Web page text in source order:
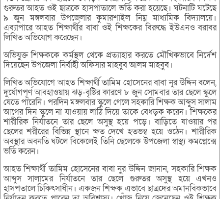
গুরুতর আহত ওই ছাত্রকে হাসপাতালে ভর্তি করা হয়েছে। ঘটনাটি ঘটেছে
৯ জুন মঙ্গলবার উপজেলার কুমারশাইল নিম্ন মাধ্যমিক বিদ্যালয়ে।
এব্যাপারে আহত শিক্ষার্থীর বাবা ওই শিক্ষকের বিরুদ্ধে ইউএনও বরাবর
লিখিত অভিযোগ করেছেন।
অভিযুক্ত শিক্ষককে কর্মস্থল থেকে প্রত্যাহার করতে মৌখিকভাবে নির্দেশ
দিয়েছেন উপজেলা নির্বাহী অফিসার মাহবুব আলম মাহবুব।
লিখিত অভিযোগে আহত শিক্ষার্থী তামিম হোসেনের বাবা নুর উদ্দিন বলেন,
দুর্যোগপূর্ণ আবহাওয়ায় ঝড়-বৃষ্টির কারণে ৮ জুন সোমবার তার ছেলে স্কুলে
যেতে পারেনি। পরদিন মঙ্গলবার স্কুলে গেলে সহকারি শিক্ষক আব্দুস সালাম
আগের দিন স্কুলে না যাওয়ায় লাঠি দিয়ে তাকে বেধড়ক করেন। শিক্ষকের
শারীরিক নির্যাতনে তার ছেলে অসুস্থ হয়ে পড়ে। বাড়িতে যাওয়ার পর
ছেলের শরীরের বিভিন্ন স্থানে ক্ষত দেখে হতভম্ব হয়ে ওঠেন। শারীরিক
অবস্থার অবনতি ঘটলে বিকেলেই তিনি ছেলেকে উপজেলা স্বাস্থ্য কমপ্লেক্সে
ভর্তি করেন।
আহত শিক্ষার্থী তামিম হোসেনের বাবা নুর উদ্দিন জানান, সহকারি শিক্ষক
আব্দুস সালামের নির্যাতনে তার ছেলে গুরুতর অসুস্থ হয়ে এখনও
হাসপতালে চিকিৎসাধীন। একজন শিক্ষক এভাবে ছাত্রদের অমানবিকভাবে